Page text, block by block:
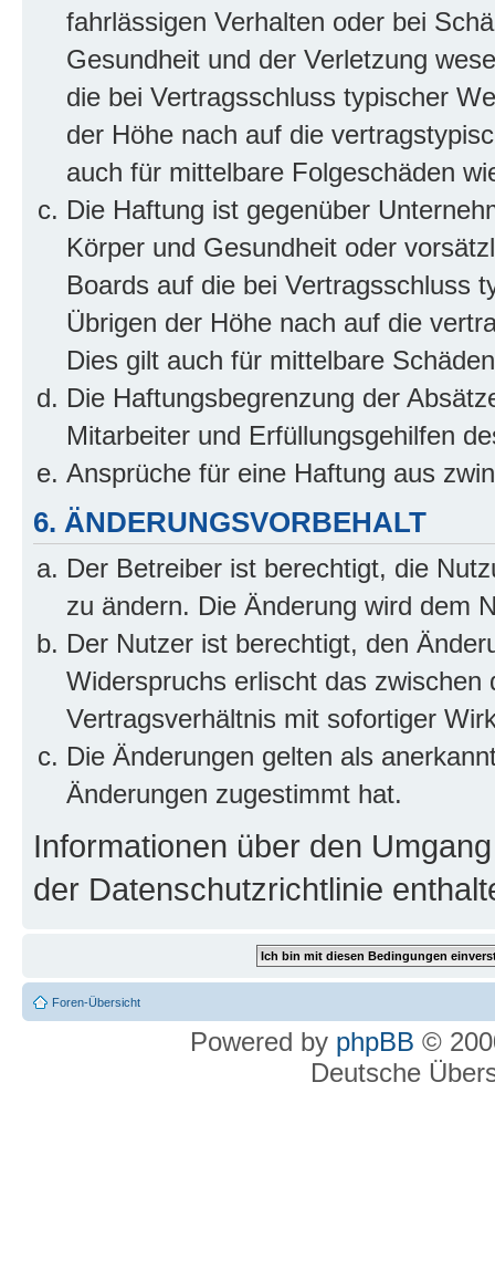
fahrlässigen Verhalten oder bei
Gesundheit und der Verletzung
die bei Vertragsschluss typischer
der Höhe nach auf die
auch für mittelbare Folgeschäden
Die Haftung ist gegenüber
Körper und Gesundheit oder
Boards auf die bei Vertragsschluss
Übrigen der Höhe nach auf die
Dies gilt auch für mittelbare
Die Haftungsbegrenzung der
Mitarbeiter und Erfüllungsgehilfen
Ansprüche für eine Haftung aus
6. ÄNDERUNGSVORBEHALT
Der Betreiber ist berechtigt, die
zu ändern. Die Änderung wird dem
Der Nutzer ist berechtigt, den
Widerspruchs erlischt das
Vertragsverhältnis mit sofortiger
Die Änderungen gelten als
Änderungen zugestimmt hat.
Informationen über den
der Datenschutzrichtlinie
Foren-Übersicht
Powered by phpBB ©
Deutsche